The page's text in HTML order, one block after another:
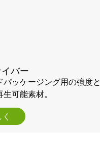
バー
パッケージング用の強度と
可能素材。